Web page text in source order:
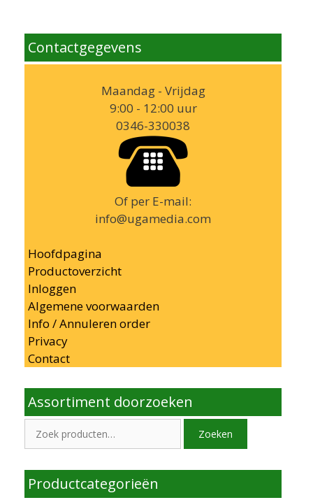
Contactgegevens
Maandag - Vrijdag
9:00 - 12:00 uur
0346-330038
Of per E-mail:
info@ugamedia.com
Hoofdpagina
Productoverzicht
Inloggen
Algemene voorwaarden
Info / Annuleren order
Privacy
Contact
Assortiment doorzoeken
Zoeken
naar:
Zoeken
Productcategorieën